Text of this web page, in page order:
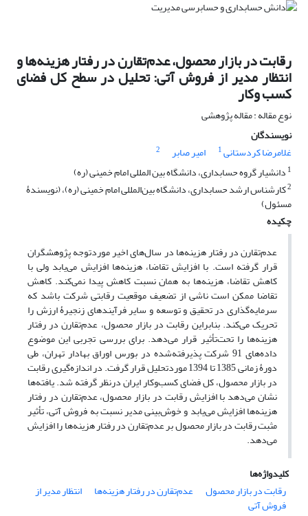
رقابت در بازار محصول، عدم‌تقارن در رفتار هزینه‌ها و
انتظار مدیر از فروش آتی: تحلیل در سطح کل فضای
کسب ‌و‌کار
نوع مقاله : مقاله پژوهشی
نویسندگان
غلامرضا کردستانی1 امیر صابر
2
1 دانشیار گروه حسابداری، دانشگاه بین المللی امام خمینی (ره)
2کارشناس ارشد حسابداری، دانشگاه بین‌المللی امام خمینی (ره)، (نویسندۀ
مسئول)
چکیده
عدم‌تقارن در رفتار هزینه‌ها در سال‌های اخیر موردتوجه پژوهشگران
قرار گرفته است. با افزایش تقاضا، هزینه‌ها افزایش می‌یابد ولی با
کاهش تقاضا، هزینه‌ها به همان نسبت کاهش پیدا نمی‌کند. کاهش
تقاضا ممکن است ناشی از تضعیف موقعیت رقابتی شرکت باشد که
سرمایه‌گذاری در تحقیق و توسعه و سایر فرآیندهای زنجیرۀ ارزش را
تحریک می‌کند. بنابراین رقابت در بازار محصول، عدم‌تقارن در رفتار
هزینه‌ها را تحت‌تأثیر قرار می‌دهد. برای بررسی تجربی این موضوع
داده‌های 91 شرکت پذیرفته‌شده در بورس اوراق بهادار تهران، طی
دورۀ زمانی 1385 تا 1394 موردتحلیل قرار گرفت. در اندازه‌گیری رقابت
در بازار محصول، کل فضای کسب‌و‌کار ایران درنظر گرفته شد. یافته‌ها
نشان می‌دهد با افزایش رقابت در بازار محصول، عدم‌تقارن در رفتار
هزینه‌ها افزایش می‌یابد و خوش‌بینی مدیر نسبت به ‌فروش آتی، تأثیر
مثبت رقابت در بازار محصول بر عدم‌تقارن در رفتار هزینه‌ها را افزایش
می‌دهد.
کلیدواژه‌ها
رقابت در بازار محصول
عدم‌تقارن در رفتار هزینه‌ها انتظار مدیر از
فروش آتی